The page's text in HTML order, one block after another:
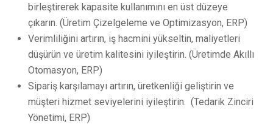
birleştirerek kapasite kullanımını en üst düzeye
çıkarın. (Üretim Çizelgeleme ve Optimizasyon, ERP)
Verimliliğini artırın, iş hacmini yükseltin, maliyetleri
düşürün ve üretim kalitesini iyileştirin. (Üretimde Akıllı
Otomasyon, ERP)
Sipariş karşılamayı artırın, üretkenliği geliştirin ve
müşteri hizmet seviyelerini iyileştirin. (Tedarik Zinciri
Yönetimi, ERP)